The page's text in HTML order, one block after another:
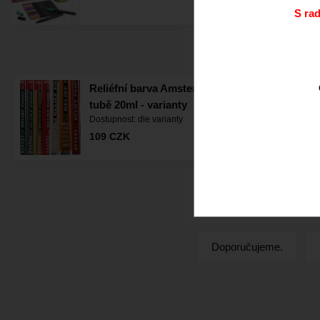
Reliéfní barva Amsterdam v
tubě 20ml - varianty
Dostupnost: dle varianty
109 CZK
Doporučujeme.
S